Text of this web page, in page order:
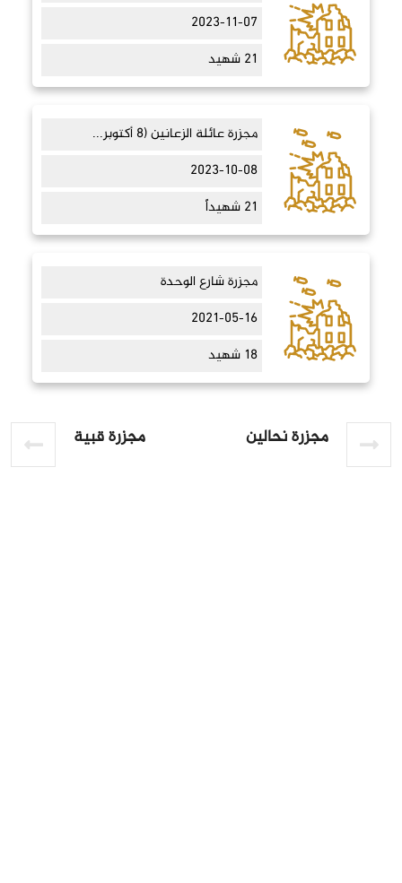
2023-11-07
21 شهيد
مجزرة عائلة الزعانين (8 أكتوبر...
2023-10-08
21 شهيداً
مجزرة شارع الوحدة
2021-05-16
18 شهيد
مجزرة نحالين مجزرة قبية